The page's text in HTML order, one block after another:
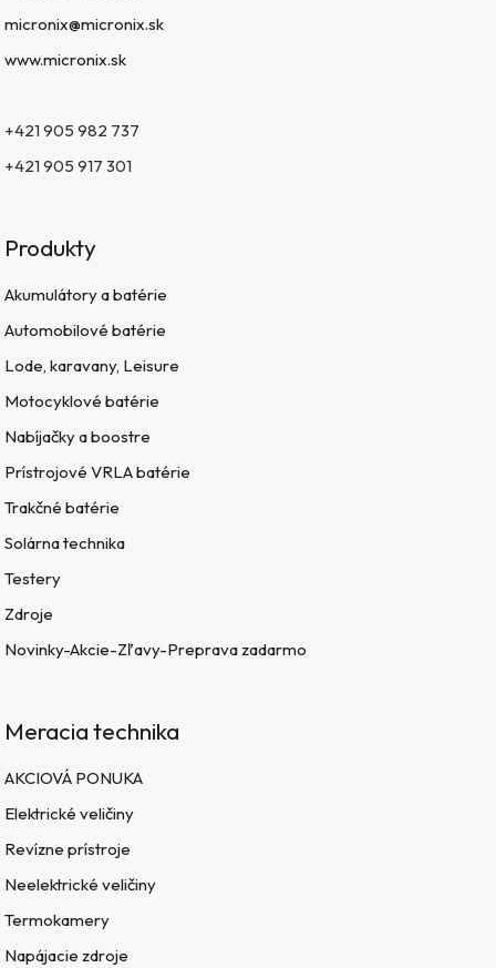
micronix@micronix.sk
www.micronix.sk
+421 905 982 737
+421 905 917 301
Produkty
Akumulátory a batérie
Automobilové batérie
Lode, karavany, Leisure
Motocyklové batérie
Nabíjačky a boostre
Prístrojové VRLA batérie
Trakčné batérie
Solárna technika
Testery
Zdroje
Novinky-Akcie-Zľavy-Preprava zadarmo
Meracia technika
AKCIOVÁ PONUKA
Elektrické veličiny
Revízne prístroje
Neelektrické veličiny
Termokamery
Napájacie zdroje